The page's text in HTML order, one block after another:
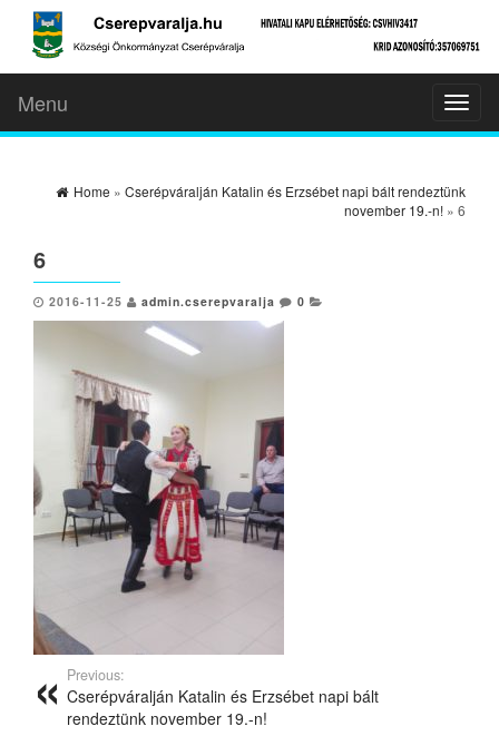
Menu
Home » Cserépváralján Katalin és Erzsébet napi bált rendeztünk
november 19.-n! » 6
6
2016-11-25 admin.cserepvaralja 0
Previous:
Cserépváralján Katalin és Erzsébet napi bált
rendeztünk november 19.-n!